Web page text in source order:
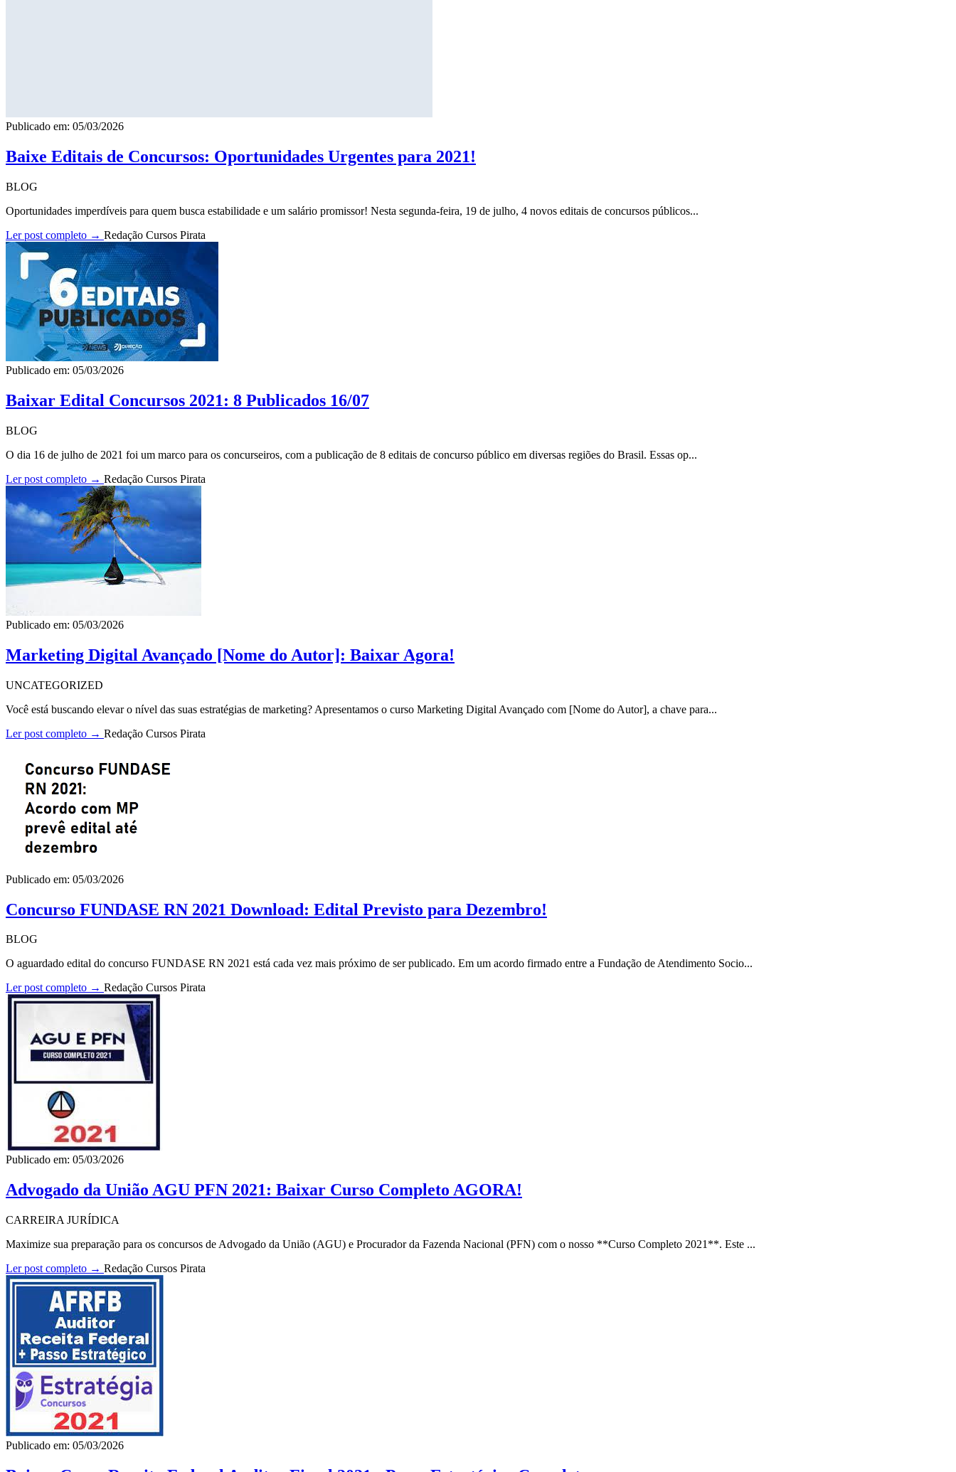
Publicado em: 05/03/2026
Baixe Editais de Concursos: Oportunidades Urgentes para 2021!
BLOG
Oportunidades imperdíveis para quem busca estabilidade e um salário promissor! Nesta segunda-feira, 19 de julho, 4 novos editais de concursos públicos...
Ler post completo → Redação Cursos Pirata
Publicado em: 05/03/2026
Baixar Edital Concursos 2021: 8 Publicados 16/07
BLOG
O dia 16 de julho de 2021 foi um marco para os concurseiros, com a publicação de 8 editais de concurso público em diversas regiões do Brasil. Essas op...
Ler post completo → Redação Cursos Pirata
Publicado em: 05/03/2026
Marketing Digital Avançado [Nome do Autor]: Baixar Agora!
UNCATEGORIZED
Você está buscando elevar o nível das suas estratégias de marketing? Apresentamos o curso Marketing Digital Avançado com [Nome do Autor], a chave para...
Ler post completo → Redação Cursos Pirata
Publicado em: 05/03/2026
Concurso FUNDASE RN 2021 Download: Edital Previsto para Dezembro!
BLOG
O aguardado edital do concurso FUNDASE RN 2021 está cada vez mais próximo de ser publicado. Em um acordo firmado entre a Fundação de Atendimento Socio...
Ler post completo → Redação Cursos Pirata
Publicado em: 05/03/2026
Advogado da União AGU PFN 2021: Baixar Curso Completo AGORA!
CARREIRA JURÍDICA
Maximize sua preparação para os concursos de Advogado da União (AGU) e Procurador da Fazenda Nacional (PFN) com o nosso **Curso Completo 2021**. Este ...
Ler post completo → Redação Cursos Pirata
Publicado em: 05/03/2026